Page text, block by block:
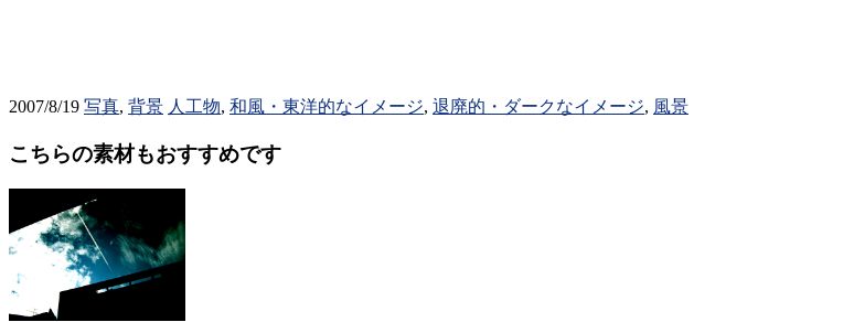
2007/8/19 写真, 背景 人工物, 和風・東洋的なイメージ, 退廃的・ダークなイメージ, 風景
こちらの素材もおすすめです